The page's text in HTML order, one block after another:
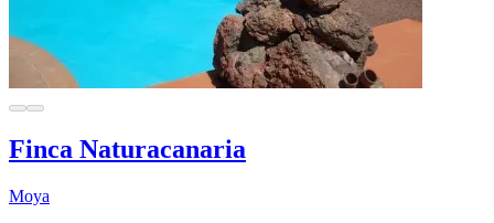
Finca Naturacanaria
Moya